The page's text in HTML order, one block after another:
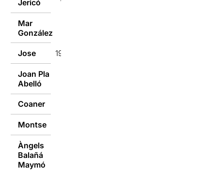
Jericó 19/05/2019
Mar
González
Jose 19/05/2019
Joan Pla
Abelló
Coaner
Montse
Àngels
Balañá
Maymó